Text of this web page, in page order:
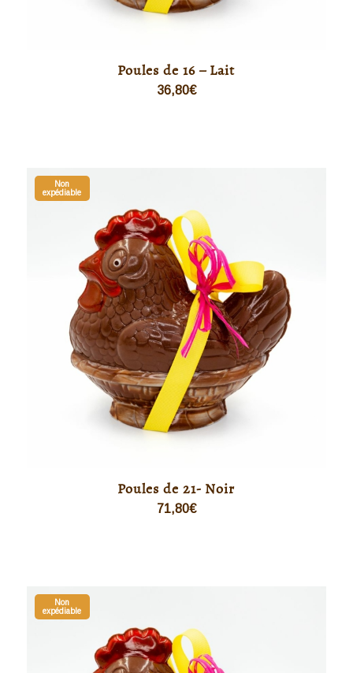
Poules de 16 – Lait
36,80€
Non
expédiable
Poules de 21- Noir
71,80€
Non
expédiable